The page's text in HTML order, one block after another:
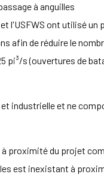
à anguilles
l'USFWS ont utilisé
afin de réduire le
pi³/s (ouvertures de
industrielle et ne
du projet
est inexistant à